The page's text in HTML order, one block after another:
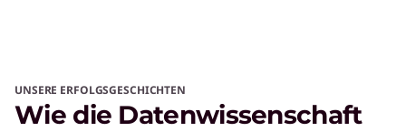
UNSERE ERFOLGSGESCHICHTEN
Wie die Datenwissenschaft